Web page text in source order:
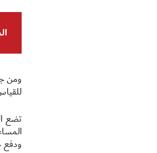
ومن
تضع
ودفع